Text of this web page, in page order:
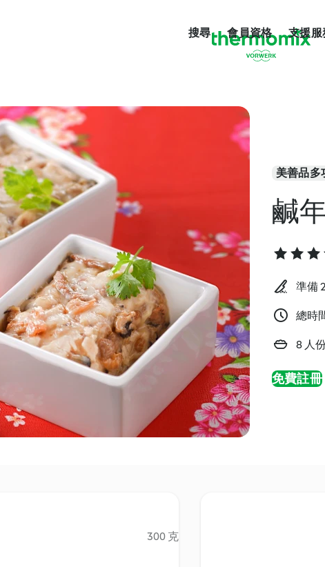
搜尋 會員資格 支援服
美善品多
鹹
準備
總時
8 人
免費註冊
300 克